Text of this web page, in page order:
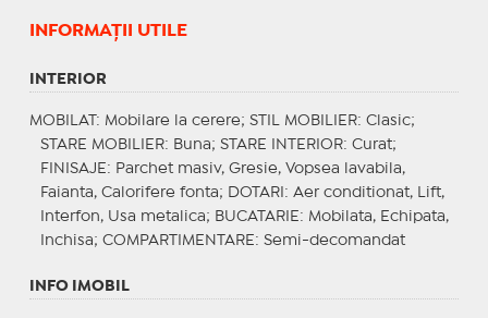
INFORMAŢII UTILE
INTERIOR
MOBILAT : Mobilare la cerere; STIL MOBILIER: Clasic;
STARE MOBILIER: Buna; STARE INTERIOR: Curat;
FINISAJE : Parchet masiv, Gresie, Vopsea lavabila,
Faianta, Calorifere fonta;
DOTARI : Aer conditionat, Lift,
Interfon, Usa metalica; BUCATARIE : Mobilata, Echipata,
Inchisa; COMPARTIMENTARE : Semi-decomandat
INFO IMOBIL